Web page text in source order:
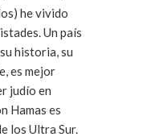
he vivido
Un país
historia, su
es mejor
judío en
Hamas es
los Ultra Sur.